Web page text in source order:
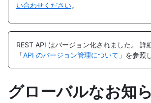
い合わせください。
REST API はバージョン化されました。
詳
「API のバージョン管理について 」を参照
グローバルなお知